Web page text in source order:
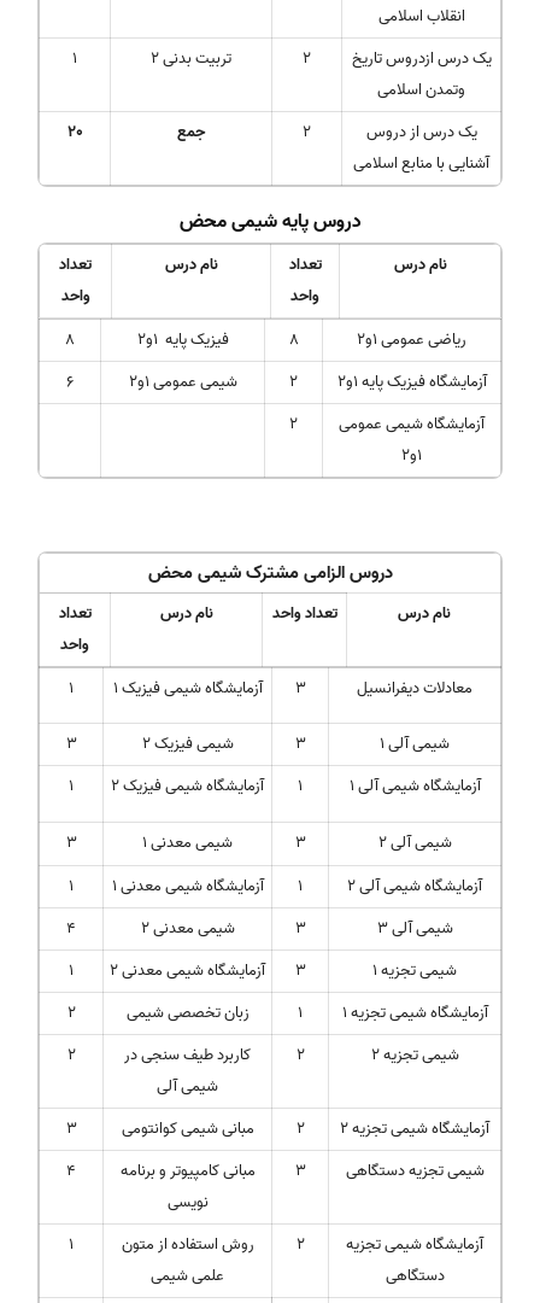
انقلاب اسلامی
یک درس ازدروس تاریخ
وتمدن اسلامی
2 تربیت بدنی 2 1
یک درس از دروس
آشنایی با منابع اسلامی
2 جمع 20
دروس پایه شیمی محض
نام درس
تعداد
واحد
نام درس
تعداد
واحد
ریاضی عمومی 1و2
8 فیزیک پایه 1و2
8
آزمایشگاه فیزیک پایه 1و2
2 شیمی عمومی 1و2
6
آزمایشگاه شیمی عمومی
1و2
2
دروس الزامی مشترکشیمی محض
نام درس تعداد واحد نام درس
تعداد
واحد
معادلات دیفرانسیل
3 آزمایشگاه شیمی فیزیک 1 1
شیمی آلی 1 3 شیمی فیزیک 2
3
آزمایشگاه شیمی آلی 1
1 آزمایشگاه شیمی فیزیک 2 1
شیمی آلی 2 3 شیمی معدنی 1
3
آزمایشگاه شیمی آلی 2
1 آزمایشگاه شیمی معدنی 1
1
شیمی آلی 3
3 شیمی معدنی 2
4
شیمی تجزیه 1
3 آزمایشگاه شیمی معدنی 2
1
آزمایشگاه شیمی تجزیه 1
1 زبان تخصصی شیمی
2
شیمی تجزیه 2
2
کاربرد طیف سنجی در
شیمی آلی
2
آزمایشگاه شیمی تجزیه 2 2 مبانی شیمی کوانتومی
3
شیمی تجزیه دستگاهی
3
مبانی کامپیوتر و برنامه
نویسی
4
آزمایشگاه شیمی تجزیه
دستگاهی
2
روش استفاده از متون
علمی شیمی
1